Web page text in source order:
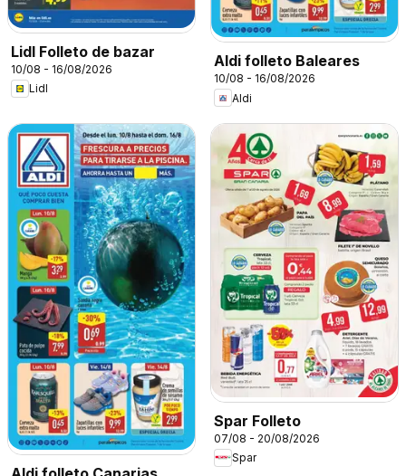
Lidl Folleto de bazar
10/08 - 16/08/2026
Lidl
Aldi folleto Baleares
10/08 - 16/08/2026
Aldi
Spar Folleto
07/08 - 20/08/2026
Spar